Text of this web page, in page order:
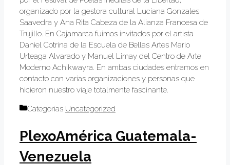
organizado por la gestora cultural Luciana Gonzales
Saavedra y Ana Rita Cabeza de la Alianza Francesa de
Trujillo. En Cajamarca fuimos invitados por el artista
Daniel Cotrina de la Escuela de Bellas Artes Mario
Urteaga Alvarado y Manuel Limay del Centro de Arte
Moderno Achikwayra. En ambas ciudades entramos en
contacto con varias organizaciones y personas que
hicieron nuestro viaje totalmente fascinante.
Categorías Uncategorized
PlexoAmérica Guatemala-
Venezuela